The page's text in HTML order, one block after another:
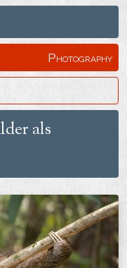
als
Photography